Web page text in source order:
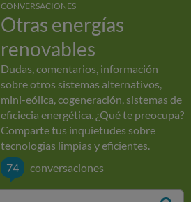
CONVERSACIONES
Otras energías
renovables
Dudas, comentarios, información
sobre otros sistemas alternativos,
mini-eólica, cogeneración, sistemas de
eficiecia energética. ¿Qué te preocupa?
Comparte tus inquietudes sobre
tecnologias limpias y eficientes.
74
conversaciones